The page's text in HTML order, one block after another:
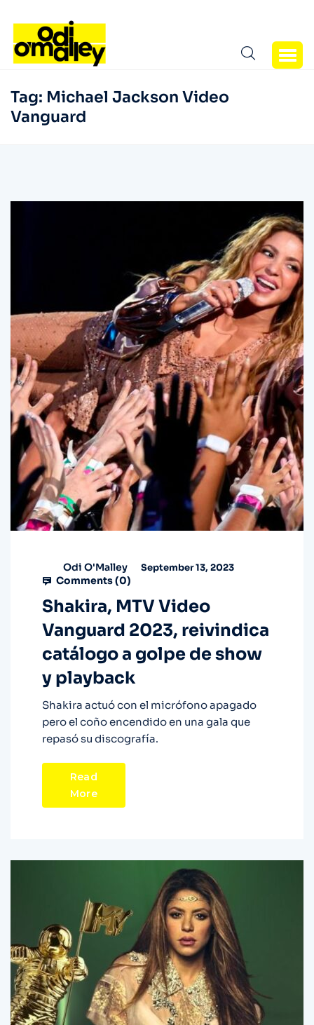
Tag: Michael Jackson Video
Vanguard
Odi O'Malley September 13, 2023
Comments (0)
Shakira, MTV Video
Vanguard 2023, reivindica
catálogo a golpe de show
y playback
Shakira actuó con el micrófono apagado
pero el coño encendido en una gala que
repasó su discografía.
Read
More